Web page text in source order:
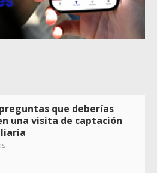
que deberías
una visita de captación